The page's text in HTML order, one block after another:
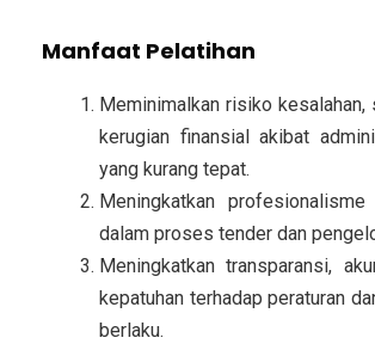
Manfaat Pelatihan
Meminimalkan risiko kesalahan,
kerugian finansial akibat
yang kurang tepat.
Meningkatkan
dalam proses tender dan
Meningkatkan transparansi,
kepatuhan terhadap peraturan
berlaku.